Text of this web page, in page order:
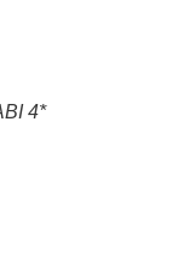
4*